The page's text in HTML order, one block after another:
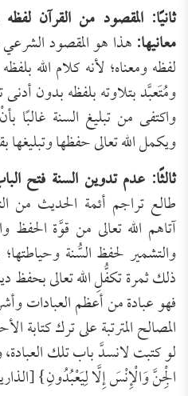
ثانيًا: المقصود من القرآن
معانيها:هذا هو المقصود
لفظه ومعناه؛ لأنه كلام الله
ومُتَعبَّد بتلاوته بلفظه بدون
واكتفى من تبليغ السنة غالبًا
ويكمل الله تعالى حفظها
ثالثًا: عدم تدوين السنة فتح
طالع تراجم أئمة الحديث من
آتاهم الله تعالى من قوَّة الحفظ
والتشمير لحفظ السُّنة
ذلك ثمرة تكفُّلِ الله تعالى بحفظ
فهو عبادة من أعظم العبادات
المصالح المترتبة على ترك كتابة
لو كتبت لانسدَّ باب تلك
الْجِنَّ وَالْإِنْسَ إِلَّا لِيَعْبُدُونِ}